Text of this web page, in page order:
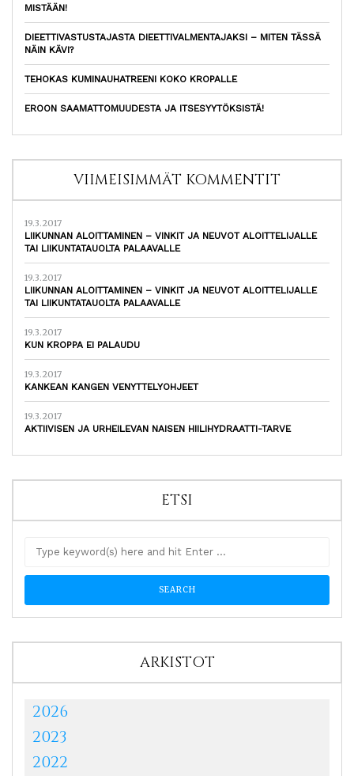
MISTÄÄN!
DIEETTIVASTUSTAJASTA DIEETTIVALMENTAJAKSI – MITEN TÄSSÄ
NÄIN KÄVI?
TEHOKAS KUMINAUHATREENI KOKO KROPALLE
EROON SAAMATTOMUUDESTA JA ITSESYYTÖKSISTÄ!
VIIMEISIMMÄT KOMMENTIT
19.3.2017
LIIKUNNAN ALOITTAMINEN – VINKIT JA NEUVOT ALOITTELIJALLE
TAI LIIKUNTATAUOLTA PALAAVALLE
19.3.2017
LIIKUNNAN ALOITTAMINEN – VINKIT JA NEUVOT ALOITTELIJALLE
TAI LIIKUNTATAUOLTA PALAAVALLE
19.3.2017
KUN KROPPA EI PALAUDU
19.3.2017
KANKEAN KANGEN VENYTTELYOHJEET
19.3.2017
AKTIIVISEN JA URHEILEVAN NAISEN HIILIHYDRAATTI-TARVE
ETSI
ARKISTOT
2026
2023
2022